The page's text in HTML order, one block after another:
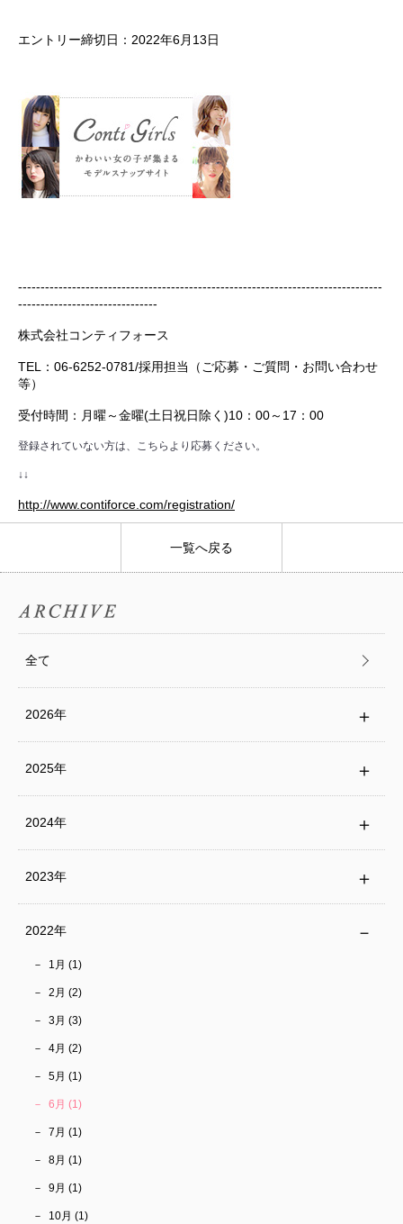
エントリー締切日：2022年6月13日
---------------------------------------------------------------------------------
-------------------------------
株式会社コンティフォース
TEL：06-6252-0781/採用担当（ご応募・ご質問・お問い合わせ
等）
受付時間：月曜～金曜(土日祝日除く)10：00～17：00
登録されていない方は、こちらより応募ください。
↓↓
http://www.contiforce.com/registration/
全て
2026年
2025年
2024年
2023年
2022年
1月 (1)
2月 (2)
3月 (3)
4月 (2)
5月 (1)
6月 (1)
7月 (1)
8月 (1)
9月 (1)
10月 (1)